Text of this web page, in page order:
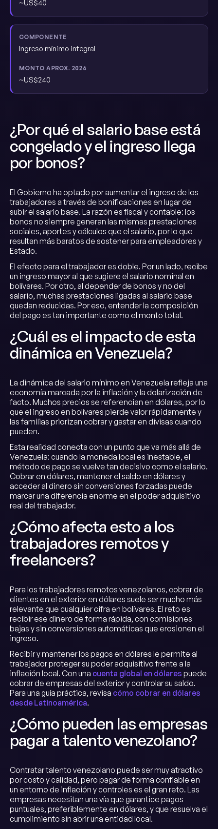
~US$40
Ingreso mínimo integral
~US$240
¿Por qué el salario base está
congelado y el ingreso llega
por bonos?
El Gobierno ha optado por aumentar el ingreso de los
trabajadores a través de bonificaciones en lugar de
subir el salario base. La razón es fiscal y contable: los
bonos no siempre generan las mismas prestaciones
sociales, aportes y cálculos que el salario, por lo que
resultan más baratos de sostener para empleadores y
Estado.
El efecto para el trabajador es doble. Por un lado, recibe
un ingreso mayor al que sugiere el salario nominal en
bolívares. Por otro, al depender de bonos y no del
salario, muchas prestaciones ligadas al salario base
quedan reducidas. Por eso, entender la composición
del pago es tan importante como el monto total.
¿Cuál es el impacto de esta
dinámica en Venezuela?
La dinámica del salario mínimo en Venezuela refleja una
economía marcada por la inflación y la dolarización de
facto. Muchos precios se referencian en dólares, por lo
que el ingreso en bolívares pierde valor rápidamente y
las familias priorizan cobrar y gastar en divisas cuando
pueden.
Esta realidad conecta con un punto que va más allá de
Venezuela: cuando la moneda local es inestable, el
método de pago se vuelve tan decisivo como el salario.
Cobrar en dólares, mantener el saldo en dólares y
acceder al dinero sin conversiones forzadas puede
marcar una diferencia enorme en el poder adquisitivo
real del trabajador.
¿Cómo afecta esto a los
trabajadores remotos y
freelancers?
Para los trabajadores remotos venezolanos, cobrar de
clientes en el exterior en dólares suele ser mucho más
relevante que cualquier cifra en bolívares. El reto es
recibir ese dinero de forma rápida, con comisiones
bajas y sin conversiones automáticas que erosionen el
ingreso.
Recibir y mantener los pagos en dólares le permite al
trabajador proteger su poder adquisitivo frente a la
inflación local. Con una cuenta global en dólares puede
cobrar de empresas del exterior y controlar su saldo.
Para una guía práctica, revisa cómo cobrar en dólares
desde Latinoamérica.
¿Cómo pueden las empresas
pagar a talento venezolano?
Contratar talento venezolano puede ser muy atractivo
por costo y calidad, pero pagar de forma confiable en
un entorno de inflación y controles es el gran reto. Las
empresas necesitan una vía que garantice pagos
puntuales, preferiblemente en dólares, y que resuelva el
cumplimiento sin abrir una entidad local.